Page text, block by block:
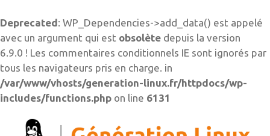
Deprecated: WP_Dependencies->add_data() est appelé
avec un argument qui est obsolète depuis la version
6.9.0 ! Les commentaires conditionnels IE sont ignorés par
tous les navigateurs pris en charge. in
/var/www/vhosts/generation-linux.fr/httpdocs/wp-
includes/functions.php on line 6131